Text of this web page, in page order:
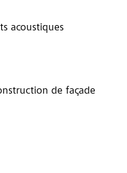
acoustiques
de façade